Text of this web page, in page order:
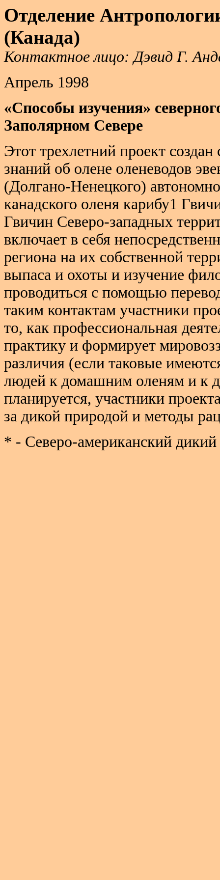
Отделение
(Канада)
Контактное лицо: Дэвид Г.
Апрель 1998
«Способы изучения»
Заполярном Севере
Этот трехлетний проект
знаний об олене оленеводов
(Долгано-Ненецкого)
канадского оленя карибу1
Гвичин Северо-западных
включает в себя
региона на их собственной
выпаса и охоты и изучение
проводиться с помощью
таким контактам участники
то, как профессиональная
практику и формирует
различия (если таковые
людей к домашним оленям и к
планируется, участники
за дикой природой и методы
* - Северо-американский дикий